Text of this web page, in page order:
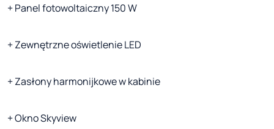
+ Panel fotowoltaiczny 150 W
+ Zewnętrzne oświetlenie LED
+ Zasłony harmonijkowe w kabinie
+ Okno Skyview